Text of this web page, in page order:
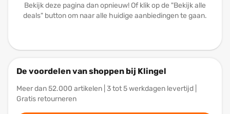
Bekijk deze pagina dan opnieuw! Of klik op de "Bekijk alle
deals" button om naar alle huidige aanbiedingen te gaan.
De voordelen van shoppen bij Klingel
Meer dan 52.000 artikelen | 3 tot 5 werkdagen levertijd |
Gratis retourneren